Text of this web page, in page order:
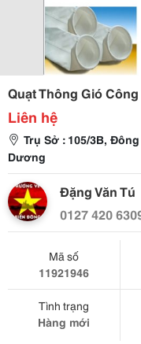
Quạt Thông Gió
Liên hệ
Trụ Sở : 105/3B,
Dương
Đặng Văn Tú
0127 420
Mã số
11921946
Tình trạng
Hàng mới